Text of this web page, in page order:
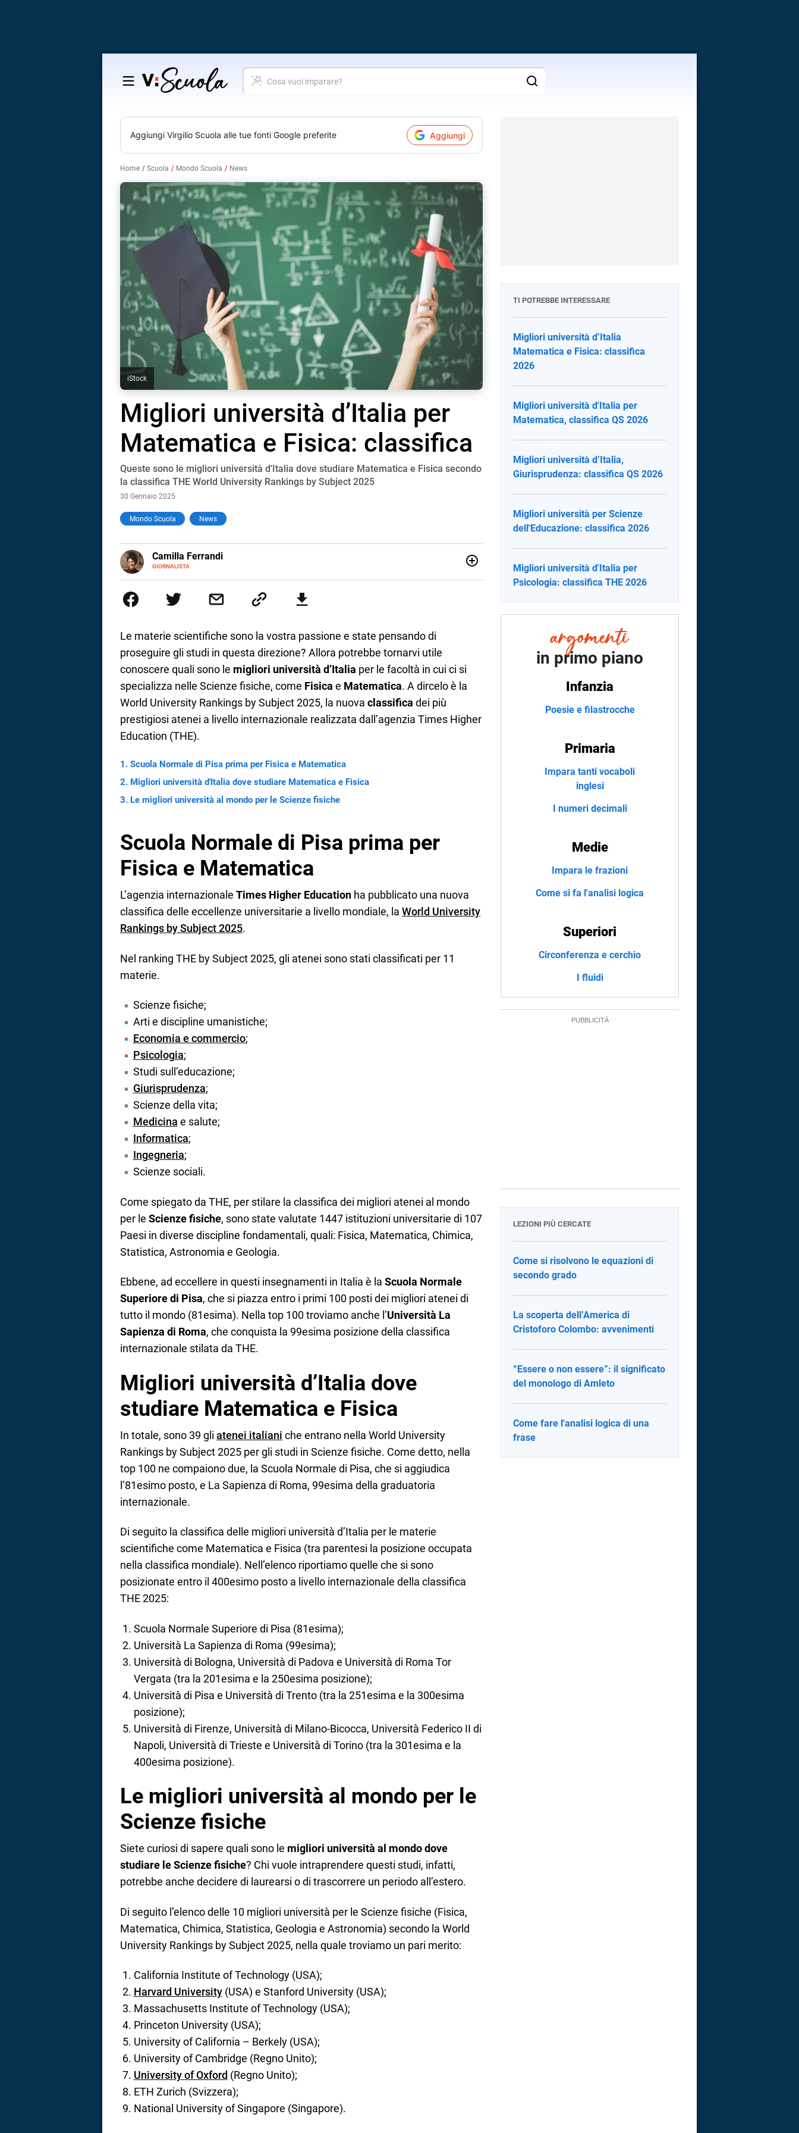
Salta
contenuto
Cosa
vuoi
Aggiungi Virgilio Scuola alle tue fonti Google preferite Aggiungi
Home Scuola Mondo Scuola News
iStock
Migliori università d’Italia per
Matematica e Fisica: classifica
Queste sono le migliori università d'Italia dove studiare Matematica e Fisica secondo
la classifica THE World University Rankings by Subject 2025
30 Gennaio 2025
Mondo Scuola News
Camilla Ferrandi
GIORNALISTA
E-
MAIL
LINKEDIN
più fermata. L’attualità è il mio pane quotidiano, i libri la mia via per evadere e viaggiare con
la mente.
Le materie scientifiche sono la vostra passione e state pensando di
proseguire gli studi in questa direzione? Allora potrebbe tornarvi utile
conoscere quali sono le migliori università d’Italia per le facoltà in cui ci si
specializza nelle Scienze fisiche, come Fisica e Matematica. A dircelo è la
World University Rankings by Subject 2025, la nuova classifica dei più
prestigiosi atenei a livello internazionale realizzata dall’agenzia Times Higher
Education (THE).
Scuola Normale di Pisa prima per Fisica e Matematica
Migliori università d'Italia dove studiare Matematica e Fisica
Le migliori università al mondo per le Scienze fisiche
Scuola Normale di Pisa prima per
Fisica e Matematica
L’agenzia internazionale Times Higher Education ha pubblicato una nuova
classifica delle eccellenze universitarie a livello mondiale, la World University
Rankings by Subject 2025.
Nel ranking THE by Subject 2025, gli atenei sono stati classificati per 11
materie.
Scienze fisiche;
Arti e discipline umanistiche;
Economia e commercio;
Psicologia;
Studi sull’educazione;
Giurisprudenza;
Scienze della vita;
Medicina e salute;
Informatica;
Ingegneria;
Scienze sociali.
Come spiegato da THE, per stilare la classifica dei migliori atenei al mondo
per le Scienze fisiche, sono state valutate 1447 istituzioni universitarie di 107
Paesi in diverse discipline fondamentali, quali: Fisica, Matematica, Chimica,
Statistica, Astronomia e Geologia.
Ebbene, ad eccellere in questi insegnamenti in Italia è la Scuola Normale
Superiore di Pisa, che si piazza entro i primi 100 posti dei migliori atenei di
tutto il mondo (81esima). Nella top 100 troviamo anche l’Università La
Sapienza di Roma, che conquista la 99esima posizione della classifica
internazionale stilata da THE.
Migliori università d’Italia dove
studiare Matematica e Fisica
In totale, sono 39 gli atenei italiani che entrano nella World University
Rankings by Subject 2025 per gli studi in Scienze fisiche. Come detto, nella
top 100 ne compaiono due, la Scuola Normale di Pisa, che si aggiudica
l’81esimo posto, e La Sapienza di Roma, 99esima della graduatoria
internazionale.
Di seguito la classifica delle migliori università d’Italia per le materie
scientifiche come Matematica e Fisica (tra parentesi la posizione occupata
nella classifica mondiale). Nell’elenco riportiamo quelle che si sono
posizionate entro il 400esimo posto a livello internazionale della classifica
THE 2025:
Scuola Normale Superiore di Pisa (81esima);
Università La Sapienza di Roma (99esima);
Università di Bologna, Università di Padova e Università di Roma Tor
Vergata (tra la 201esima e la 250esima posizione);
Università di Pisa e Università di Trento (tra la 251esima e la 300esima
posizione);
Università di Firenze, Università di Milano-Bicocca, Università Federico II di
Napoli, Università di Trieste e Università di Torino (tra la 301esima e la
400esima posizione).
Le migliori università al mondo per le
Scienze fisiche
Siete curiosi di sapere quali sono le migliori università al mondo dove
studiare le Scienze fisiche? Chi vuole intraprendere questi studi, infatti,
potrebbe anche decidere di laurearsi o di trascorrere un periodo all’estero.
Di seguito l’elenco delle 10 migliori università per le Scienze fisiche (Fisica,
Matematica, Chimica, Statistica, Geologia e Astronomia) secondo la World
University Rankings by Subject 2025, nella quale troviamo un pari merito:
California Institute of Technology (USA);
Harvard University(USA) e Stanford University (USA);
Massachusetts Institute of Technology (USA);
Princeton University (USA);
University of California – Berkely (USA);
University of Cambridge (Regno Unito);
University of Oxford (Regno Unito);
ETH Zurich (Svizzera);
National University of Singapore (Singapore).
TI POTREBBE INTERESSARE
Migliori università d’Italia
Matematica e Fisica: classifica
2026
Migliori università d'Italia per
Matematica, classifica QS 2026
Migliori università d’Italia,
Giurisprudenza: classifica QS 2026
Migliori università per Scienze
dell'Educazione: classifica 2026
Migliori università d'Italia per
Psicologia: classifica THE 2026
in primo piano
Infanzia
Poesie e filastrocche
Primaria
Impara tanti vocaboli
inglesi
I numeri decimali
Medie
Impara le frazioni
Come si fa l'analisi logica
Superiori
Circonferenza e cerchio
I fluidi
LEZIONI PIÙ CERCATE
Come si risolvono le equazioni di
secondo grado
La scoperta dell’America di
Cristoforo Colombo: avvenimenti
“Essere o non essere”: il significato
del monologo di Amleto
Come fare l'analisi logica di una
frase